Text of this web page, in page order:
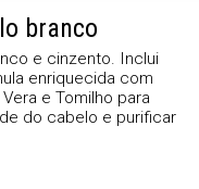
branco
e cinzento. Inclui
enriquecida com
e Tomilho para
do cabelo e purificar